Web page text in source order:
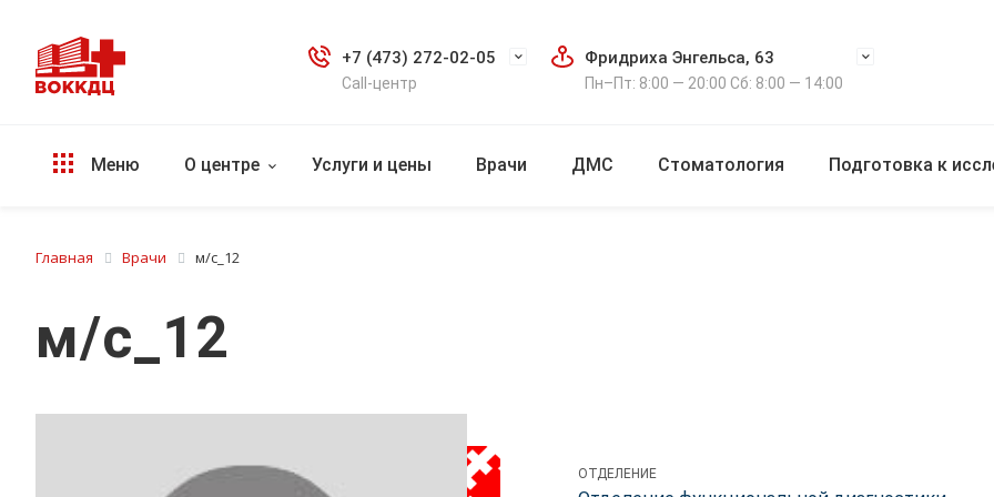
+7 (473) 272-02-05
Call-центр
Фридриха Энгельса, 63
Пн–Пт: 8:00 — 20:00 Сб: 8:00 — 14:00
Меню О центре Услуги и цены Врачи ДМС Стоматология Подготовка к
Главная Врачи м/с_12
м/с_12
ОТДЕЛЕНИЕ